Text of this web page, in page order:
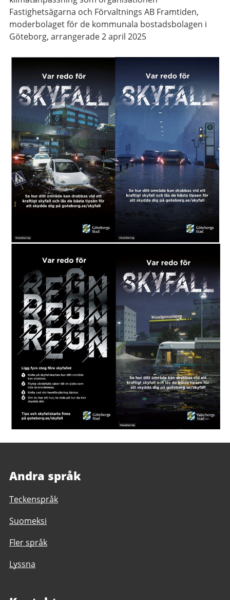
Fastighetsägarna och Förvaltnings AB Framtiden,
moderbolaget för de kommunala bostadsbolagen i
Göteborg, arrangerade 2 april 2025
Andra språk
Teckenspråk
Suomeksi
Fler språk
Lyssna